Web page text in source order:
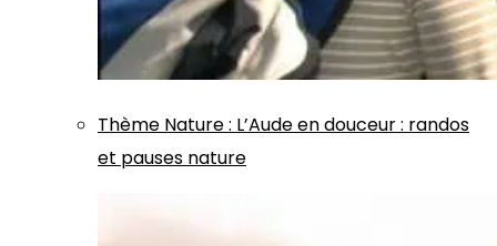
Thème Nature: L’Aude en douceur : randos
et pauses nature